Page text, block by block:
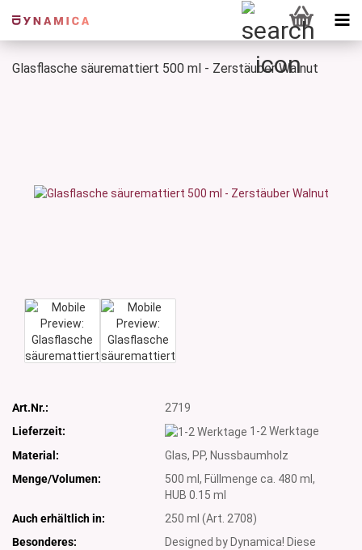
Glasflasche säuremattiert 500 ml - Zerstäuber Walnut
Art.Nr.:
2719
Lieferzeit:
1-2 Werktage
Material:
Glas, PP, Nussbaumholz
Menge/Volumen:
500 ml, Füllmenge ca. 480 ml,
HUB 0.15 ml
Auch erhältlich in:
250 ml (Art. 2708)
Besonderes:
Designed by Dynamica! Diese